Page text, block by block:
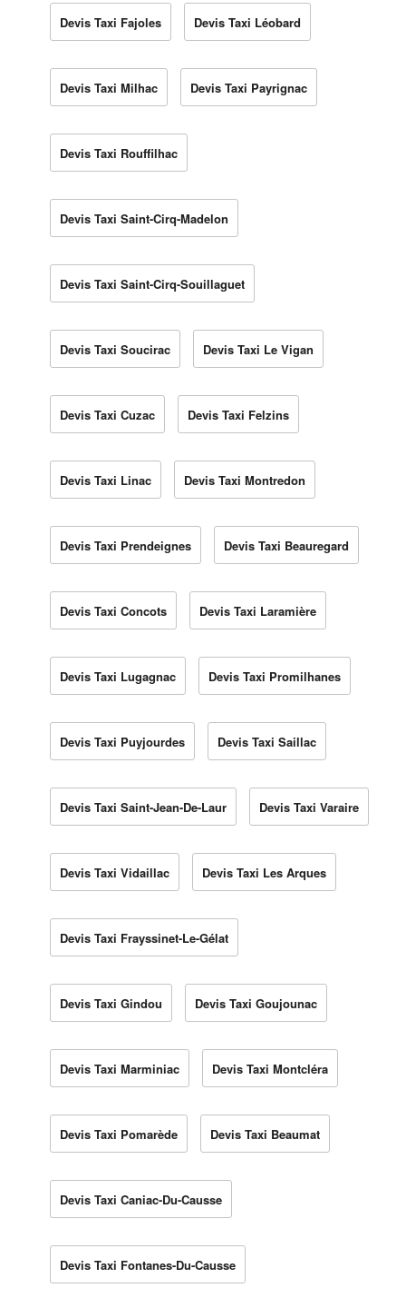
Devis Taxi Fajoles Devis Taxi Léobard
Devis Taxi Milhac Devis Taxi Payrignac
Devis Taxi Rouffilhac
Devis Taxi Saint-Cirq-Madelon
Devis Taxi Saint-Cirq-Souillaguet
Devis Taxi Soucirac Devis Taxi Le Vigan
Devis Taxi Cuzac Devis Taxi Felzins
Devis Taxi Linac Devis Taxi Montredon
Devis Taxi Prendeignes Devis Taxi Beauregard
Devis Taxi Concots Devis Taxi Laramière
Devis Taxi Lugagnac Devis Taxi Promilhanes
Devis Taxi Puyjourdes Devis Taxi Saillac
Devis Taxi Saint-Jean-De-Laur Devis Taxi Varaire
Devis Taxi Vidaillac Devis Taxi Les Arques
Devis Taxi Frayssinet-Le-Gélat
Devis Taxi Gindou Devis Taxi Goujounac
Devis Taxi Marminiac Devis Taxi Montcléra
Devis Taxi Pomarède Devis Taxi Beaumat
Devis Taxi Caniac-Du-Causse
Devis Taxi Fontanes-Du-Causse